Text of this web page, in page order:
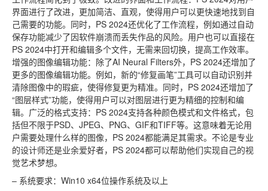
界面进行了改进，更加简洁、直观，使得用户可以更快速地找到自
己需要的功能。同时，PS 2024还优化了工作流程，例如通过自动
保存功能减少了因软件崩溃而丢失作品的风险。用户也可以直接在
PS 2024中打开和编辑多个文件，无需来回切换，提高工作效率。
增强的图像编辑功能：除了AI Neural Filters外，PS 2024还增加了
更多的图像编辑功能。例如，新的“修复画笔”工具可以自动识别并
清除图像中的瑕疵，使得修复更为精准。同时，PS 2024还增加了
“图层样式”功能，使得用户可以对图层进行更为精细的控制和编
辑。广泛的格式支持：PS 2024支持各种颜色模式和文件格式，包
括但不限于PSD、JPEG、PNG、GIF和TIFF等。这意味着无论用
户需要处理什么样的图像，PS 2024都能满足其需求。不论是专业
的设计师还是业余爱好者，PS 2024都可以帮助他们实现自己的视
觉艺术梦想。
– 系统要求：Win10 x64位操作系统及以上